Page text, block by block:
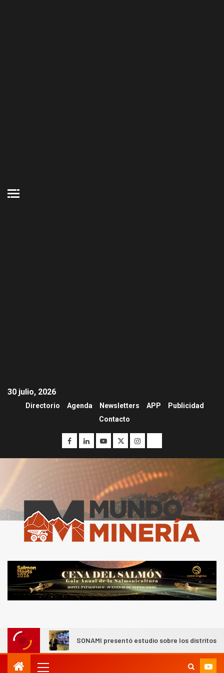
30 julio, 2026
Directorio Agenda Newsletters APP
Publicidad
Contacto
SONAMI presentó estudio sobre los distritos